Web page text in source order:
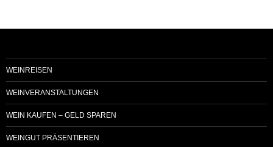
WEINREISEN
WEINVERANSTALTUNGEN
WEIN KAUFEN – GELD SPAREN
WEINGUT PRÄSENTIEREN